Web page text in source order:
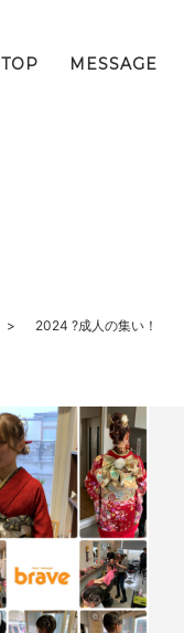
TOP MESSAGE
2024 ?成人の集い！